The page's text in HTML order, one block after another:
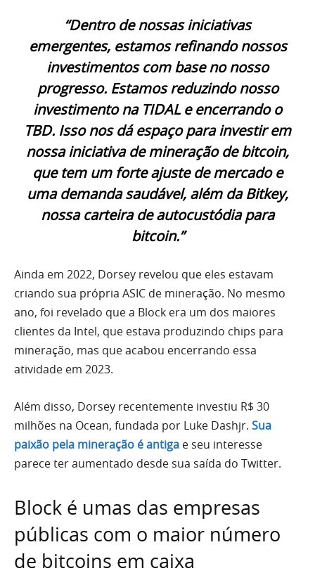
“Dentro de nossas iniciativas
emergentes, estamos refinando nossos
investimentos com base no nosso
progresso. Estamos reduzindo nosso
investimento na TIDAL e encerrando o
TBD. Isso nos dá espaço para investir em
nossa iniciativa de mineração de bitcoin,
que tem um forte ajuste de mercado e
uma demanda saudável, além da Bitkey,
nossa carteira de autocustódia para
bitcoin.”
Ainda em 2022, Dorsey revelou que eles estavam
criando sua própria ASIC de mineração. No mesmo
ano, foi revelado que a Block era um dos maiores
clientes da Intel, que estava produzindo chips para
mineração, mas que acabou encerrando essa
atividade em 2023.
Além disso, Dorsey recentemente investiu R$ 30
milhões na Ocean, fundada por Luke Dashjr. Sua
paixão pela mineração é antiga e seu interesse
parece ter aumentado desde sua saída do Twitter.
Block é umas das empresas
públicas com o maior número
de bitcoins em caixa